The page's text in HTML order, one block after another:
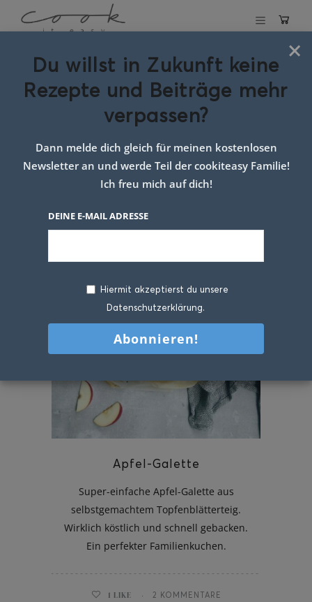
Schlagwort:
topfenteig
galette
Apfel-Galette
Super-einfache Apfel-Galette aus
selbstgemachtem Topfenblätterteig.
Wirklich köstlich und schnell gebacken.
Ein perfekter Familienkuchen.
1 LIKE 2 KOMMENTARE
×
Du willst in Zukunft keine
Rezepte und Beiträge mehr
verpassen?
Dann melde dich gleich für meinen kostenlosen
Newsletter an und werde Teil der cookiteasy Familie!
Ich freu mich auf dich!
DEINE E-MAIL ADRESSE
Hiermit akzeptierst du unsere
Datenschutzerklärung.